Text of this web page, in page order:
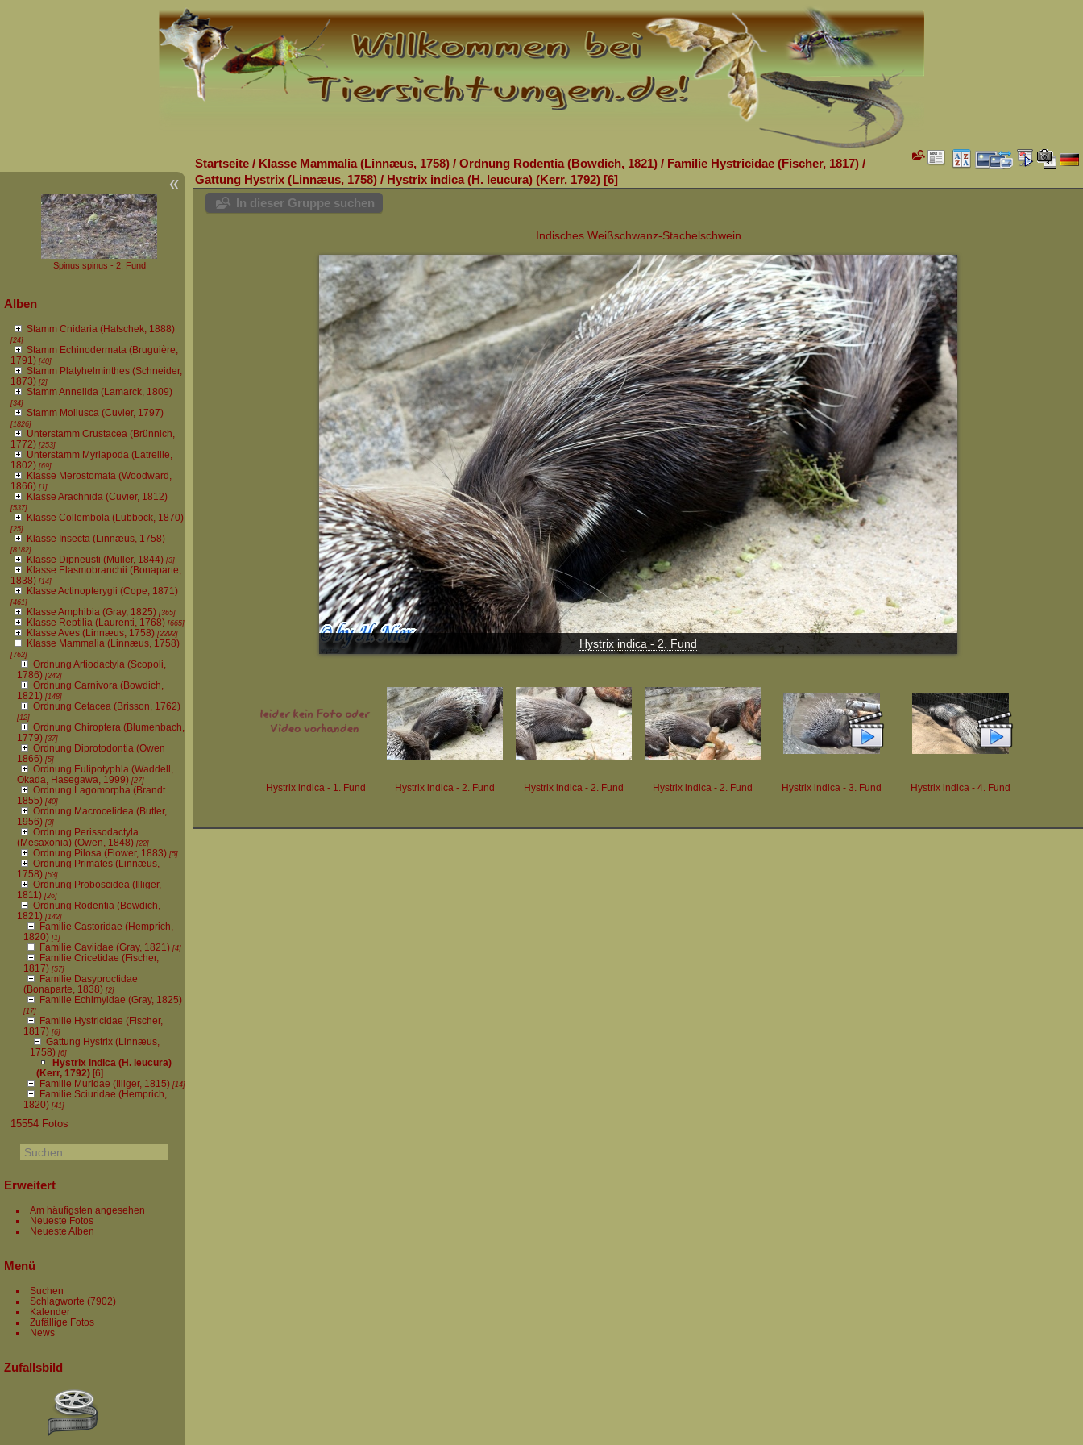
Spinus spinus - 2. Fund
Alben
Stamm Cnidaria (Hatschek, 1888)
[24]
Stamm Echinodermata (Bruguière,
1791)[40]
Stamm Platyhelminthes (Schneider,
1873)[2]
Stamm Annelida (Lamarck, 1809)
[34]
Stamm Mollusca (Cuvier, 1797)
[1826]
Unterstamm Crustacea (Brünnich,
1772)[253]
Unterstamm Myriapoda (Latreille,
1802)[69]
Klasse Merostomata (Woodward,
1866)[1]
Klasse Arachnida (Cuvier, 1812)
[537]
Klasse Collembola (Lubbock, 1870)
[25]
Klasse Insecta (Linnæus, 1758)
[8182]
Klasse Dipneusti (Müller, 1844)[3]
Klasse Elasmobranchii (Bonaparte,
1838)[14]
Klasse Actinopterygii (Cope, 1871)
[461]
Klasse Amphibia (Gray, 1825)[365]
Klasse Reptilia (Laurenti, 1768)[665]
Klasse Aves (Linnæus, 1758)[2292]
Klasse Mammalia (Linnæus, 1758)
[762]
Ordnung Artiodactyla (Scopoli,
1786)[242]
Ordnung Carnivora (Bowdich,
1821)[148]
Ordnung Cetacea (Brisson, 1762)
[12]
Ordnung Chiroptera (Blumenbach,
1779)[37]
Ordnung Diprotodontia (Owen
1866)[5]
Ordnung Eulipotyphla (Waddell,
Okada, Hasegawa, 1999)[27]
Ordnung Lagomorpha (Brandt
1855)[40]
Ordnung Macrocelidea (Butler,
1956) [3]
Ordnung Perissodactyla
(Mesaxonia) (Owen, 1848)[22]
Ordnung Pilosa (Flower, 1883)[5]
Ordnung Primates (Linnæus,
1758)[53]
Ordnung Proboscidea (Illiger,
1811)[26]
Ordnung Rodentia (Bowdich,
1821)[142]
Familie Castoridae (Hemprich,
1820)[1]
Familie Caviidae (Gray, 1821)[4]
Familie Cricetidae (Fischer,
1817)[57]
Familie Dasyproctidae
(Bonaparte, 1838)[2]
Familie Echimyidae (Gray, 1825)
[17]
Familie Hystricidae (Fischer,
1817)[6]
Gattung Hystrix (Linnæus,
1758)[6]
Hystrix indica (H. leucura)
(Kerr, 1792)[6]
Familie Muridae (Illiger, 1815)[14]
Familie Sciuridae (Hemprich,
1820)[41]
15554 Fotos
Erweitert
Am häufigsten angesehen
Neueste Fotos
Neueste Alben
Menü
Suchen
Schlagworte (7902)
Kalender
Zufällige Fotos
News
Zufallsbild
Startseite / Klasse Mammalia (Linnæus, 1758) / Ordnung Rodentia (Bowdich, 1821) / Familie Hystricidae (Fischer, 1817) /
Gattung Hystrix (Linnæus, 1758) / Hystrix indica (H. leucura) (Kerr, 1792) 6
In dieser Gruppe suchen
Indisches Weißschwanz-Stachelschwein
Hystrix indica - 2. Fund
Hystrix indica - 1. Fund Hystrix indica - 2. Fund Hystrix indica - 2. Fund Hystrix indica - 2. Fund Hystrix indica - 3. Fund Hystrix indica - 4. Fund